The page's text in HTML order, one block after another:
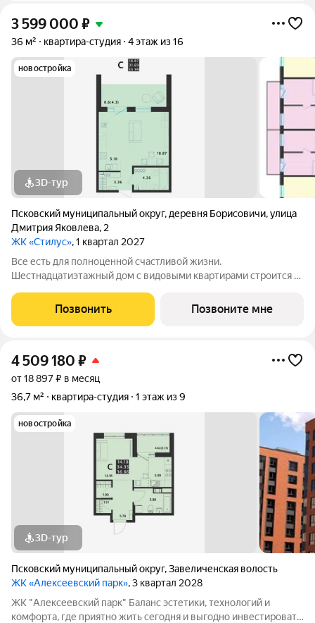
3 599 000 ₽
36 м² квартира-студия 4 этаж из 16
новостройка
3D-тур
Псковский муниципальный округ, деревня Борисовичи,улица
Дмитрия Яковлева, 2
ЖК «Стилус», 1 квартал 2027
Все есть для полноценной счастливой жизни.
Шестнадцатиэтажный дом с видовыми квартирами строится в
инфраструктуры микрорайона «Борисовичи». Здесь комфорт
сочетается с удобством: развитая
Позвонить Позвоните мне
4 509 180 ₽
от 18 897 ₽ в месяц
36,7 м²
квартира-студия 1 этаж из 9
новостройка
3D-тур
Псковский муниципальный округ,Завеличенская волость
ЖК «Алексеевский парк», 3 квартал 2028
ЖК "Алексеевский парк" Баланс эстетики, технологий и
комфорта, где приятно жить сегодня и выгодно инвестировать